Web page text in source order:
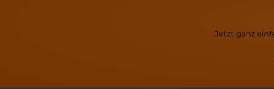
Jetzt ganz